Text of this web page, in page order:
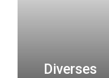
Diverses